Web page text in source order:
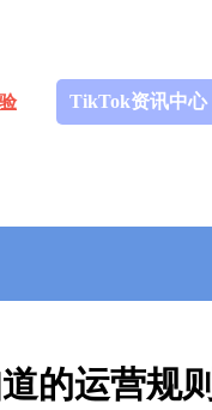
TikTok资讯中心
的运营规则